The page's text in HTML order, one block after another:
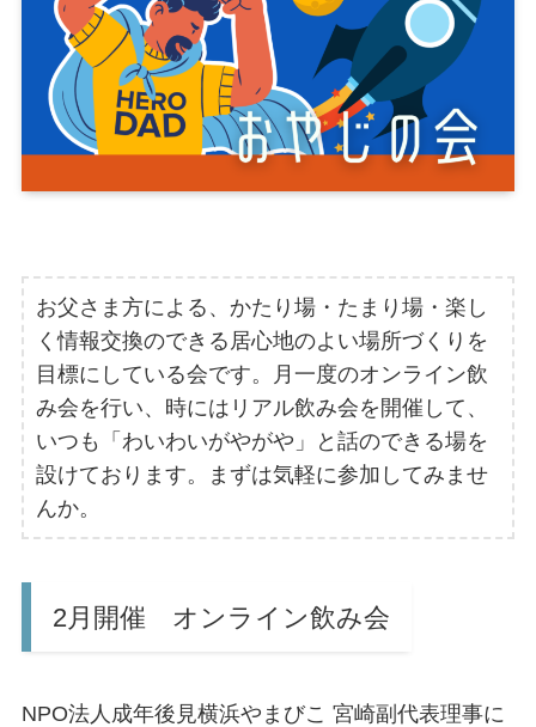
お父さま方による、かたり場・たまり場・楽し
く情報交換のできる居心地のよい場所づくりを
目標にしている会です。月一度のオンライン飲
み会を行い、時にはリアル飲み会を開催して、
いつも「わいわいがやがや」と話のできる場を
設けております。まずは気軽に参加してみませ
んか。
2月開催 オンライン飲み会
NPO法人成年後見横浜やまびこ 宮崎副代表理事に